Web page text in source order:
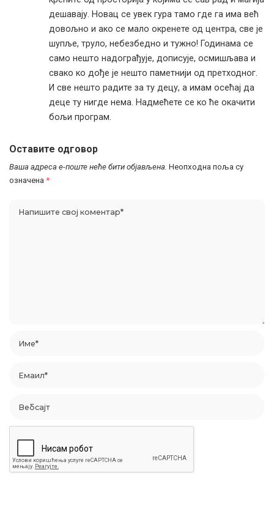
дешавају. Новац се увек гура тамо где га има већ
довољно и ако се мало окренете од центра, све је
шупље, труло, небезбедно и тужно! Годинама се
само нешто надограђује, дописује, осмишљава и
свако ко дође је нешто паметнији од претходног.
И све нешто радите за ту децу, а имам осећај да
деце ту нигде нема. Надмећете се ко ће окачити
бољи програм.
Оставите одговор
Ваша адреса е-поште неће бити објављена. Неопходна поља су
означена *